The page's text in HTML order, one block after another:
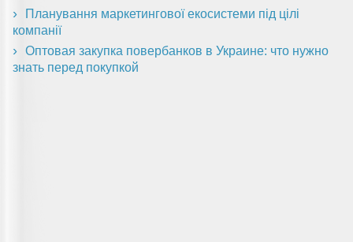
Планування маркетингової екосистеми під цілі
компанії
Оптовая закупка повербанков в Украине: что нужно
знать перед покупкой